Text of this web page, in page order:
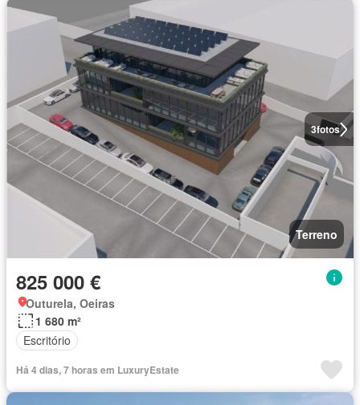
3fotos
Terreno
825 000 €
Outurela, Oeiras
1 680 m²
Escritório
Há 4 dias, 7 horas em LuxuryEstate